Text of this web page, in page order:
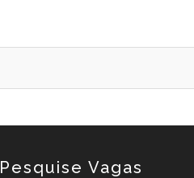
Pesquise Vagas